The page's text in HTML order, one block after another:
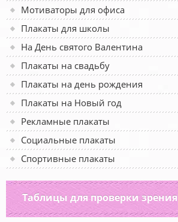
Мотиваторы для офиса
Плакаты для школы
На День святого Валентина
Плакаты на свадьбу
Плакаты на день рождения
Плакаты на Новый год
Рекламные плакаты
Социальные плакаты
Спортивные плакаты
Таблицы для проверки зрения